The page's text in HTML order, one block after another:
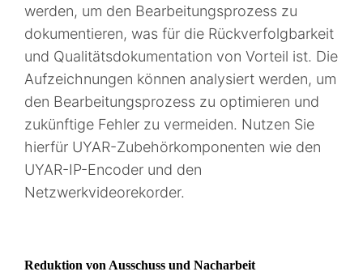
werden, um den Bearbeitungsprozess zu
dokumentieren, was für die Rückverfolgbarkeit
und Qualitätsdokumentation von Vorteil ist. Die
Aufzeichnungen können analysiert werden, um
den Bearbeitungsprozess zu optimieren und
zukünftige Fehler zu vermeiden. Nutzen Sie
hierfür UYAR-Zubehörkomponenten wie den
UYAR-IP-Encoder und den
Netzwerkvideorekorder.
Reduktion von Ausschuss und Nacharbeit